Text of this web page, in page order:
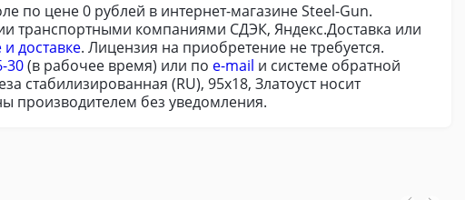
по цене 0 рублей в интернет-магазине Steel-Gun.
транспортными компаниями СДЭК, Яндекс.Доставка или
доставке. Лицензия на приобретение не требуется.
30(в рабочее время) или по e-mail и системе обратной
стабилизированная (RU), 95х18, Златоуст носит
производителем без уведомления.